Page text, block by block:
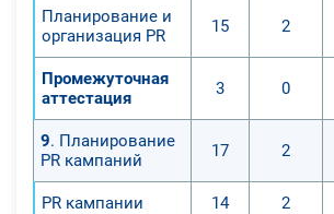
Планирование и
организация PR
15 2
Промежуточная
аттестация
3 0
9. Планирование
PR кампаний
17 2
PR кампании 14 2